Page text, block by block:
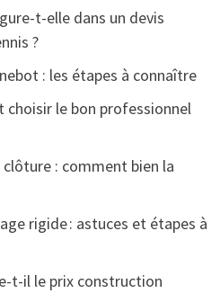
t-elle dans un devis
?
: les étapes à connaître
choisir le bon professionnel
: comment bien la
rigide : astuces et étapes à
t-il le prix construction